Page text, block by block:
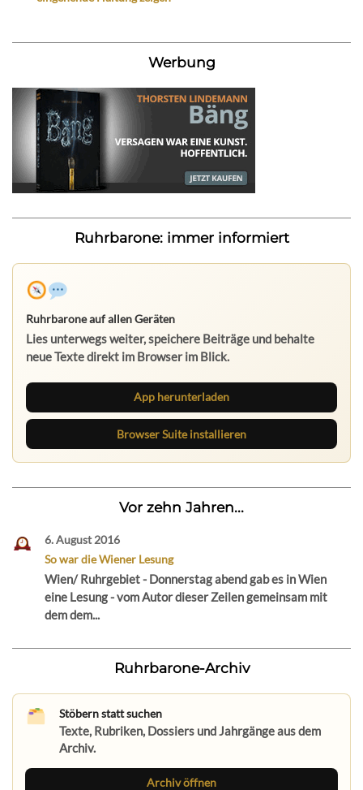
Werbung
Ruhrbarone: immer informiert
Ruhrbarone auf allen Geräten
Lies unterwegs weiter, speichere Beiträge und behalte
neue Texte direkt im Browser im Blick.
App herunterladen
Browser Suite installieren
Vor zehn Jahren...
6. August 2016
So war die Wiener Lesung
Wien/ Ruhrgebiet - Donnerstag abend gab es in Wien
eine Lesung - vom Autor dieser Zeilen gemeinsam mit
dem dem...
Ruhrbarone-Archiv
Stöbern statt suchen
Texte, Rubriken, Dossiers und Jahrgänge aus dem
Archiv.
Archiv öffnen